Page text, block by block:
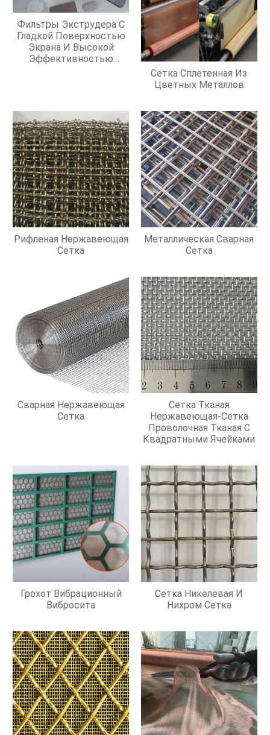
Фильтры Экструдера С
Гладкой Поверхностью
Экрана И Высокой
Эффективностью
Сетка Сплетенная Из
Цветных Металлов
Рифленая Нержавеющая
Сетка
Металлическая Сварная
Сетка
Сварная Нержавеющая
Сетка
Сетка Тканая
Нержавеющая-Сетка
Проволочная Тканая С
Квадратными Ячейками
Грохот Вибрационный
Вибросита
Сетка Никелевая И
Нихром Сетка